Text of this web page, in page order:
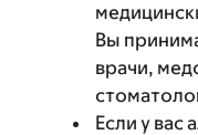
Вы
врачи,
Если у вас